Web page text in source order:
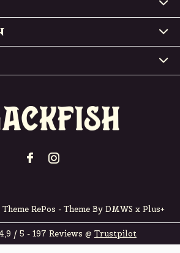
Theme RePos - Theme By DMWS x Plus+
4,9 / 5 - 197 Reviews @ Trustpilot